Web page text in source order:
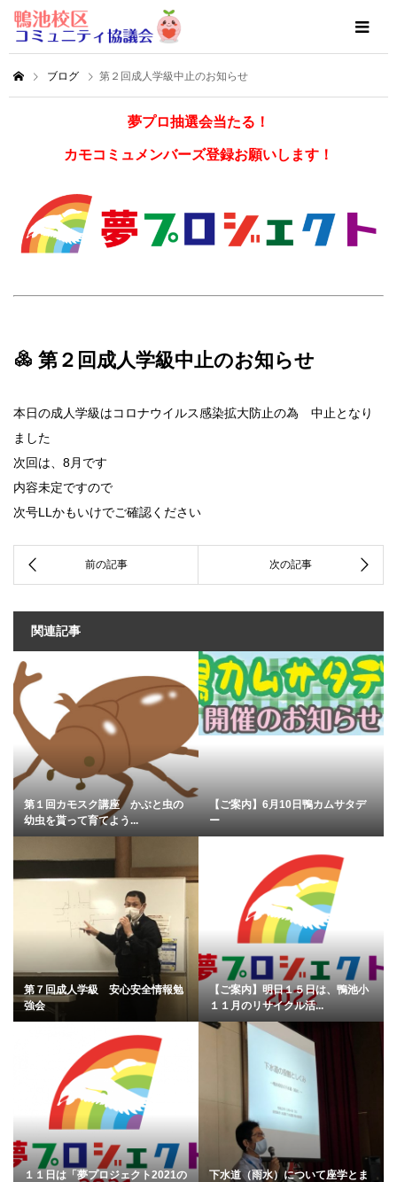
ブログ 第２回成人学級中止のお知らせ
夢プロ抽選会当たる！
カモコミュメンバーズ登録お願いします！
第２回成人学級中止のお知らせ
本日の成人学級はコロナウイルス感染拡大防止の為 中止となり
ました
次回は、8月です
内容未定ですので
次号LLかもいけでご確認ください
関連記事
第１回カモスク講座 かぶと虫の
幼虫を貰って育てよう...
【ご案内】6月10日鴨カムサタデ
ー
第７回成人学級 安心安全情報勉
強会
【ご案内】明日１５日は、鴨池小
１１月のリサイクル活...
１１日は「夢プロジェクト2021の
下水道（雨水）について座学とま